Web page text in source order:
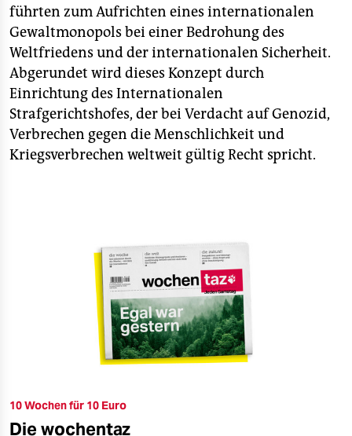
führten zum Aufrichten eines internationalen
Gewaltmonopols bei einer Bedrohung des
Weltfriedens und der internationalen Sicherheit.
Abgerundet wird dieses Konzept durch
Einrichtung des Internationalen
Strafgerichtshofes, der bei Verdacht auf Genozid,
Verbrechen gegen die Menschlichkeit und
Kriegsverbrechen weltweit gültig Recht spricht.
10 Wochen für 10 Euro
Die wochentaz